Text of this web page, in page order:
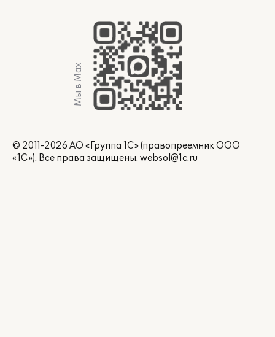
Мы в Max
© 2011-2026 АО «Группа 1С» (правопреемник ООО
«1С»). Все права защищены. websol@1c.ru